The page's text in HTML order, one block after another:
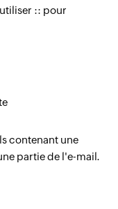
:: pour
contenant une
partie de l'e-mail.